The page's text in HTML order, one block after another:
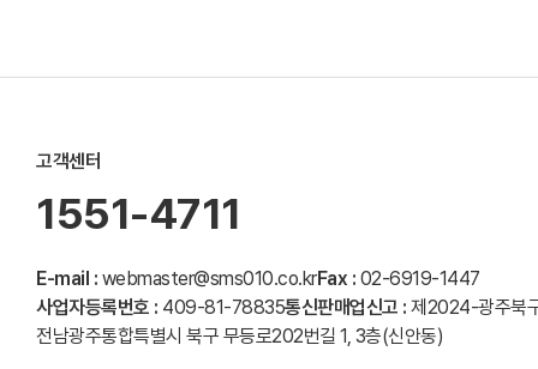
고객센터
1551-4711
E-mail : webmaster@sms010.co.krFax : 02-6919-1447
사업자등록번호 : 409-81-78835통신판매업신고 : 제2024-광주북
전남광주통합특별시 북구 무등로202번길 1, 3층(신안동)